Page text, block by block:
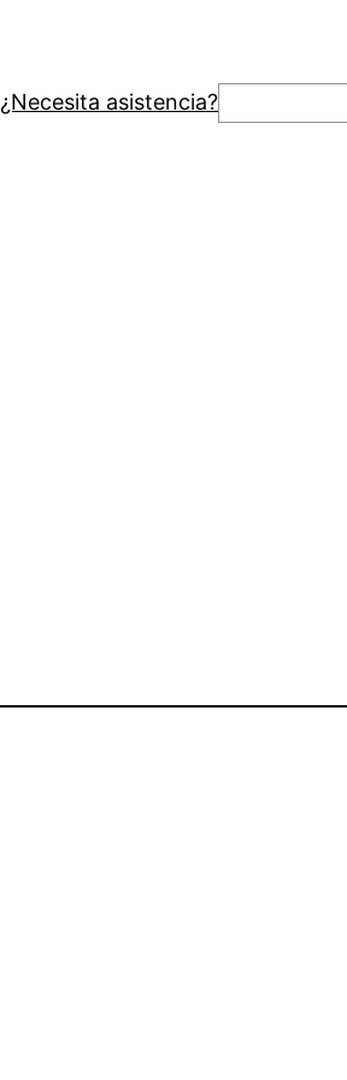
¿Necesita asistencia?Buscar